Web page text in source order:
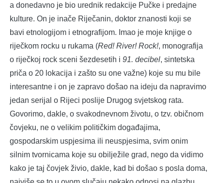
a donedavno je bio urednik redakcije Pučke i predajne
kulture. On je inače Riječanin, doktor znanosti koji se
bavi etnologijom i etnografijom. Imao je moje knjige o
riječkom rocku u rukama (Red! River! Rock!, monografija
o riječkoj rock sceni šezdesetih i 91. decibel, sintetska
priča o 20 lokacija i zašto su one važne) koje su mu bile
interesantne i on je zapravo došao na ideju da napravimo
jedan serijal o Rijeci poslije Drugog svjetskog rata.
Govorimo, dakle, o svakodnevnom životu, o tzv. običnom
čovjeku, ne o velikim političkim događajima,
gospodarskim uspjesima ili neuspjesima, svim onim
silnim tvornicama koje su obilježile grad, nego da vidimo
kako je taj čovjek živio, dakle, kad bi došao s posla doma,